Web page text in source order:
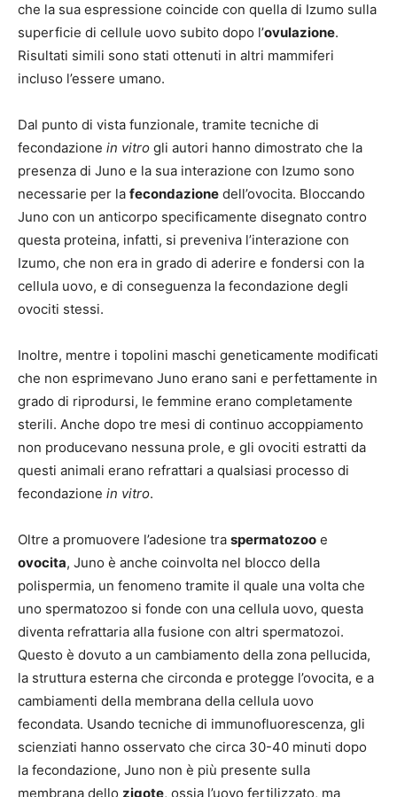
che la sua espressione coincide con quella di Izumo sulla
superficie di cellule uovo subito dopo l’ovulazione.
Risultati simili sono stati ottenuti in altri mammiferi
incluso l’essere umano.
Dal punto di vista funzionale, tramite tecniche di
fecondazione in vitro gli autori hanno dimostrato che la
presenza di Juno e la sua interazione con Izumo sono
necessarie per la fecondazione dell’ovocita. Bloccando
Juno con un anticorpo specificamente disegnato contro
questa proteina, infatti, si preveniva l’interazione con
Izumo, che non era in grado di aderire e fondersi con la
cellula uovo, e di conseguenza la fecondazione degli
ovociti stessi.
Inoltre, mentre i topolini maschi geneticamente modificati
che non esprimevano Juno erano sani e perfettamente in
grado di riprodursi, le femmine erano completamente
sterili. Anche dopo tre mesi di continuo accoppiamento
non producevano nessuna prole, e gli ovociti estratti da
questi animali erano refrattari a qualsiasi processo di
fecondazione in vitro.
Oltre a promuovere l’adesione tra spermatozoo e
ovocita, Juno è anche coinvolta nel blocco della
polispermia, un fenomeno tramite il quale una volta che
uno spermatozoo si fonde con una cellula uovo, questa
diventa refrattaria alla fusione con altri spermatozoi.
Questo è dovuto a un cambiamento della zona pellucida,
la struttura esterna che circonda e protegge l’ovocita, e a
cambiamenti della membrana della cellula uovo
fecondata. Usando tecniche di immunofluorescenza, gli
scienziati hanno osservato che circa 30-40 minuti dopo
la fecondazione, Juno non è più presente sulla
membrana dello zigote, ossia l’uovo fertilizzato, ma